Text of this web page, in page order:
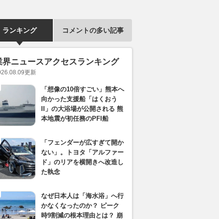
ランキング コメントの多い記事
界ニュースアクセスランキング
更新
「想像の10倍すごい」熊本へ
向かった支援船「はくおう
II」の大浴場が公開される 熊
本地震が初任務のPFI船
「フェンダーが広すぎて開か
ない」。トヨタ「アルファー
ド」のリアを横開きへ改造し
た執念
なぜ日本人は「海水浴」へ行
かなくなったのか？ ピーク
時9割減の根本理由とは？ 崩